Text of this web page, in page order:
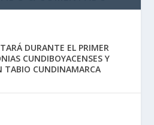
DURANTE EL PRIMER
CUNDIBOYACENSES Y
TABIO CUNDINAMARCA